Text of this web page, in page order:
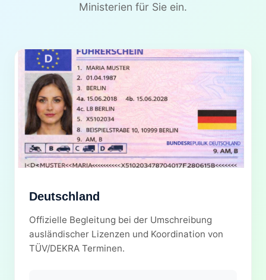
Ministerien für Sie ein.
Deutschland
Offizielle Begleitung bei der Umschreibung
ausländischer Lizenzen und Koordination von
TÜV/DEKRA Terminen.